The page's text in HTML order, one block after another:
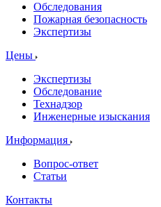
Обследования
Пожарная безопасность
Экспертизы
Цены
Экспертизы
Обследование
Технадзор
Инженерные изыскания
Информация
Вопрос-ответ
Статьи
Контакты